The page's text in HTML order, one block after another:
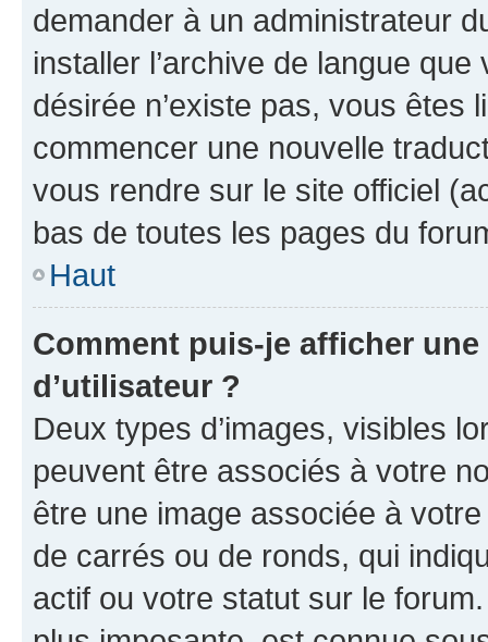
demander à un administrateur
installer l’archive de langue
désirée n’existe pas, vous êtes
commencer une nouvelle
vous rendre sur le site officiel
bas de toutes les pages du
Haut
Comment puis-je afficher
d’utilisateur ?
Deux types d’images, visibles
peuvent être associés à votre
être une image associée à
de carrés ou de ronds, qui
actif ou votre statut sur le